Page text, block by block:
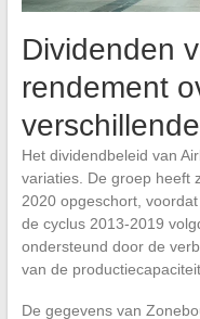
Dividenden
rendement
Het dividendbeleid van
variaties. De groep heeft
2020 opgeschort,
de cyclus 2013-2019
ondersteund door de
van de
De gegevens van